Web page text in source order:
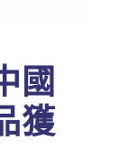
國
獲